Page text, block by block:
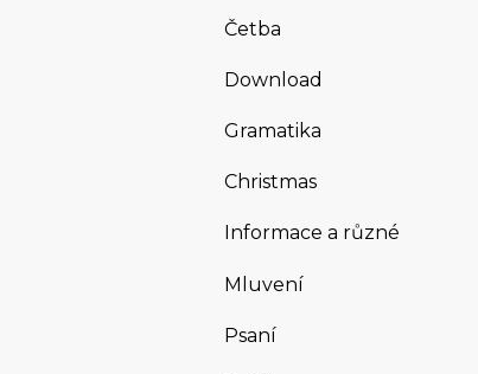
Četba
Download
Gramatika
Christmas
Informace a různé
Mluvení
Psaní